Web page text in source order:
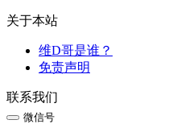
关于本站
维D哥是谁？
免责声明
联系我们
微信号